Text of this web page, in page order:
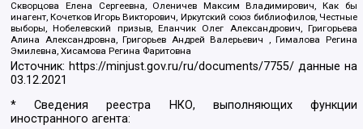
Скворцова Елена Сергеевна, Оленичев Максим Владимирович, Как бы
инагент, Кочетков Игорь Викторович, Иркутский союз библиофилов, Честные
выборы, Нобелевский призыв, Еланчик Олег Александрович, Григорьева
Алина Александровна, Григорьев Андрей Валерьевич , Гималова Регина
Эмилевна, Хисамова Регина Фаритовна
Источник: https://minjust.gov.ru/ru/documents/7755/ данные на
03.12.2021
* Сведения реестра НКО, выполняющих функции
иностранного агента: